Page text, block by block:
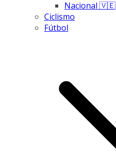
Nacional 🇻🇪
Ciclismo
Fútbol